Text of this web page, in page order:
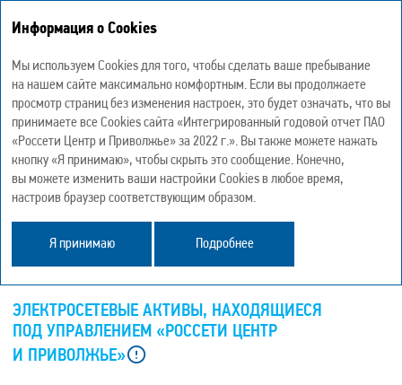
ПРОИЗВОДСТВЕННЫЕ АКТИВЫ
И НАДЕЖНОСТЬ СЕТИ
GRI 203-2
ЭЛЕКТРОСЕТЕВЫЕ АКТИВЫ, НАХОДЯЩИЕСЯ
ПОД УПРАВЛЕНИЕМ «РОССЕТИ ЦЕНТР
И ПРИВОЛЖЬЕ»
Информация о Cookies
Мы используем Cookies для того, чтобы сделать ваше пребывание
на нашем сайте максимально комфортным. Если вы продолжаете
просмотр страниц без изменения настроек, это будет означать, что вы
принимаете все Cookies сайта «Интегрированный годовой отчет ПАО
«Россети Центр и Приволжье» за 2022 г.». Вы также можете нажать
кнопку «Я принимаю», чтобы скрыть это сообщение. Конечно,
вы можете изменить ваши настройки Cookies в любое время,
настроив браузер соответствующим образом.
Я принимаю Подробнее